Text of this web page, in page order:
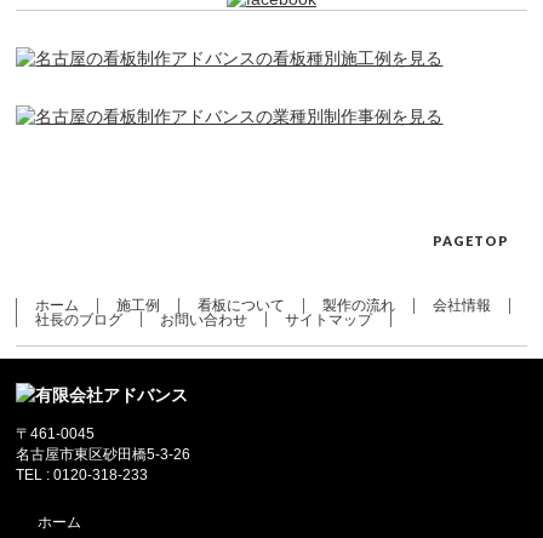
PAGETOP
ホーム 施工例 看板について 製作の流れ
会社情報
社長のブログ
お問い合わせ サイトマップ
〒461-0045
名古屋市東区砂田橋5-3-26
TEL : 0120-318-233
ホーム